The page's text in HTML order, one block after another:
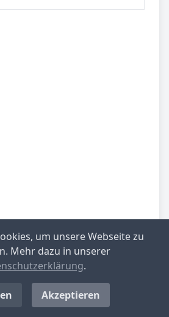
gering besiedelt
Oberlausitz/Niederschlesien
um unsere Webseite zu
Mehr dazu in unserer
.
Akzeptieren